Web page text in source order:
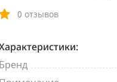
0 отзывов
Бренд